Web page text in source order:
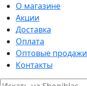
О магазине
Акции
Доставка
Оплата
Оптовые продажи
Контакты